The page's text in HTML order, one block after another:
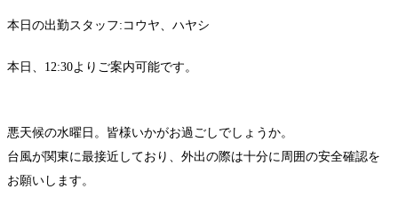
本日の出勤スタッフ:コウヤ、ハヤシ
本日、12:30よりご案内可能です。
悪天候の水曜日。皆様いかがお過ごしでしょうか。
台風が関東に最接近しており、外出の際は十分に周囲の安全確認を
お願いします。